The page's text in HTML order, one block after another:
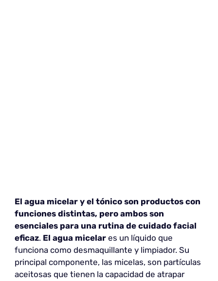
El agua micelar y el tónico son productos con
funciones distintas, pero ambos son
esenciales para una rutina de cuidado facial
eficaz. El agua micelar es un líquido que
funciona como desmaquillante y limpiador. Su
principal componente, las micelas, son partículas
aceitosas que tienen la capacidad de atrapar